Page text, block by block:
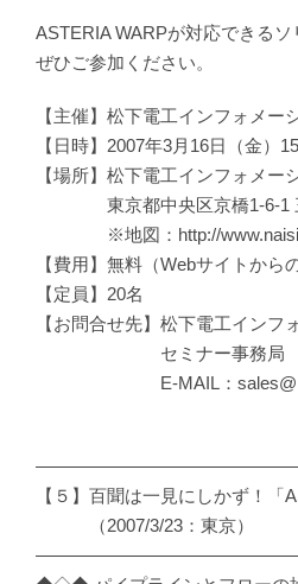
ASTERIA WARPが対応できる
ぜひご参加ください。
【主催】松下電工インフォメー
【日時】2007年3月16日（金）
【場所】松下電工インフォメ
東京都中央区京橋1-6-1 三
※地図：http://
【費用】無料（Webサイトから
【定員】20名
【お問合せ先】松下電工イン
セミナー事務局 間橋
E-MAIL：
【５】百聞は一見にしかず！「
（2007/3/23：東京）